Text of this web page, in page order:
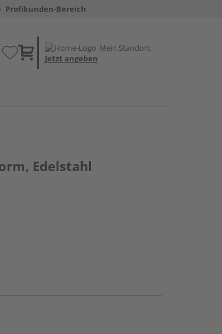
Profikunden-Bereich
Mein Standort:
Jetzt angeben
Edelstahl